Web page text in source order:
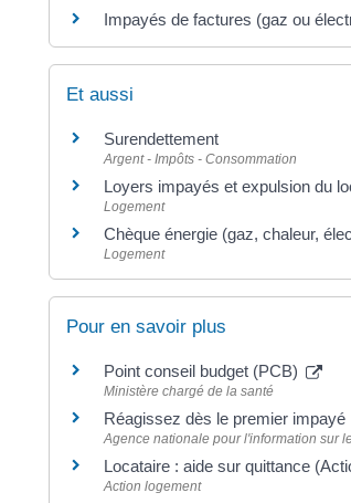
Impayés de factures (gaz ou
Et aussi
Surendettement
Argent - Impôts - Consommation
Loyers impayés et expulsion du
Logement
Chèque énergie (gaz, chaleur,
Logement
Pour en savoir plus
Point conseil budget (PCB)
Ministère chargé de la santé
Réagissez dès le premier impayé
Agence nationale pour l'information sur
Locataire : aide sur quittance
Action logement